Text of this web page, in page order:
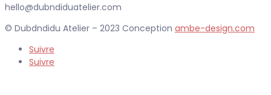
hello@dubndiduatelier.com
© Dubdndidu Atelier – 2023 Conception ambe-design.com
Suivre
Suivre